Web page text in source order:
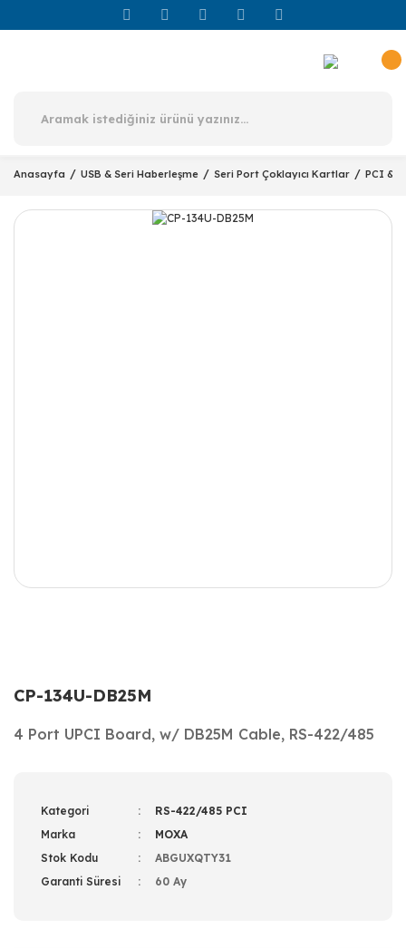
Anasayfa USB & Seri Haberleşme Seri Port Çoklayıcı Kartlar PCI &
CP-134U-DB25M
4 Port UPCI Board, w/ DB25M Cable, RS-422/485
Kategori
RS-422/485 PCI
Marka
MOXA
Stok Kodu
ABGUXQTY31
Garanti Süresi
60 Ay